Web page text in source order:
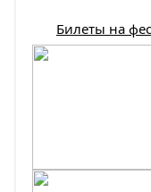
Билеты на